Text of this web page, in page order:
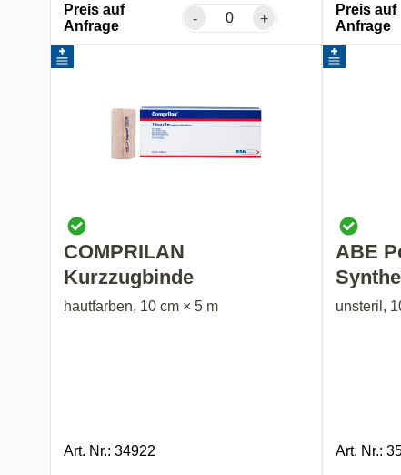
Preis auf
Anfrage
- +
Preis auf
Anfrage
COMPRILAN
Kurzzugbinde
hautfarben, 10 cm × 5 m
Art. Nr.: 34922
ABE
unsteril,
Art. Nr.: